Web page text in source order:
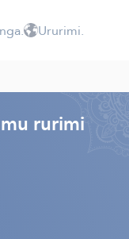
Ururimi.
rurimi